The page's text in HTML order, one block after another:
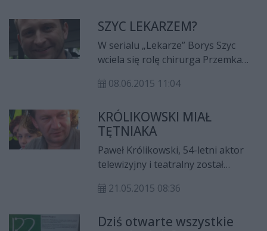
SZYC LEKARZEM?
W serialu „Lekarze” Borys Szyc
wciela się rolę chirurga Przemka
że tak naprawdę to spełnienie jego
do klasy biochemicznej kitel był
jego życiowym celem.
08.06.2015 11:04
KRÓLIKOWSKI MIAŁ
TĘTNIAKA
Paweł Królikowski, 54-letni aktor
telewizyjny i teatralny został
znajomi aktora uspokajali go, że
niezaleczona angina, ale jak się
21.05.2015 08:36
Dziś otwarte wszystkie